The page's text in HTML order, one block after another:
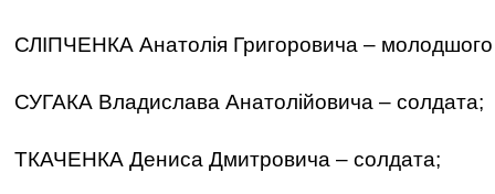
СЛІПЧЕНКА Анатолія Григоровича –
СУГАКА Владислава Анатолійовича – солдата;
ТКАЧЕНКА Дениса Дмитровича – солдата;